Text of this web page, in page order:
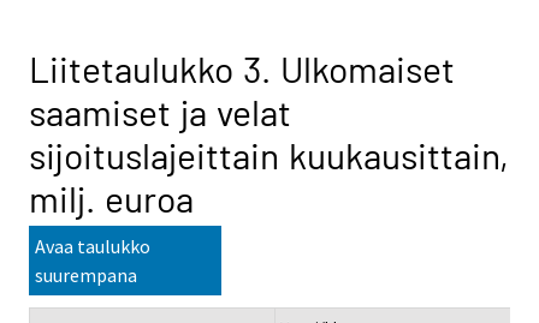
Liitetaulukko 3. Ulkomaiset
saamiset ja velat
sijoituslajeittain kuukausittain,
milj. euroa
Avaa taulukko
suurempana